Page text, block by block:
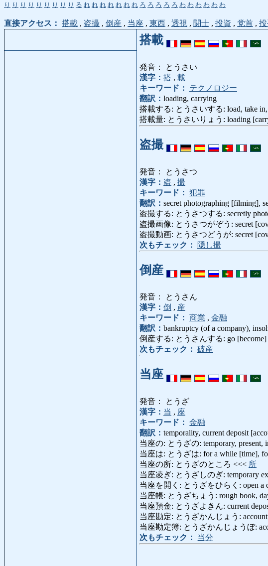
り り り り り り り り り る れ れ れ れ れ れ れ ろ ろ ろ ろ ろ わ わ わ わ わ わ
直接アクセス： 搭載 , 盗撮 , 倒産 , 当座 , 東西 , 透視 , 闘士 , 投資 , 党首 ,
搭載
発音： とうさい
漢字： 搭 , 載
キーワード：
テクノロジー
翻訳： loading, carrying
搭載する: とうさいする: load, take
搭載量: とうさいりょう: loading
盗撮
発音： とうさつ
漢字： 盗 , 撮
キーワード： 犯罪
翻訳： secret photographing [filming],
盗撮する: とうさつする: secretly
盗撮画像: とうさつがぞう: secret
盗撮動画: とうさつどうが: secret
次もチェック：
隠し撮
倒産
発音： とうさん
漢字： 倒 , 産
キーワード： 商業 , 金融
翻訳： bankruptcy (of a company),
倒産する: とうさんする: go [become]
次もチェック： 破産
当座
発音： とうざ
漢字： 当 , 座
キーワード： 金融
翻訳： temporality, current deposit
当座の: とうざの: temporary, present,
当座は: とうざは: for a while [time],
当座の所: とうざのところ <<< 所
当座凌ぎ: とうざしのぎ: temporary
当座を開く: とうざをひらく: open a
当座帳: とうざちょう: rough book,
当座預金: とうざよきん: current
当座勘定: とうざかんじょう:
当座勘定簿: とうざかんじょうぼ:
次もチェック：
当分